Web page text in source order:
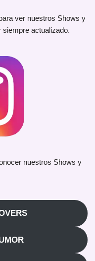
ver nuestros Shows y
siempre actualizado.
nuestros Shows y